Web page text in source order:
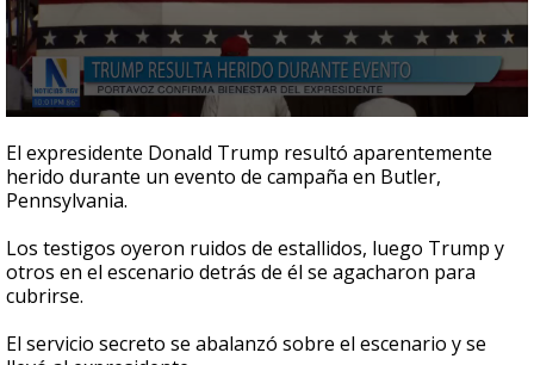
seconds
of
1
minute,
seconds
El expresidente Donald Trump resultó aparentemente
herido durante un evento de campaña en Butler,
Pennsylvania.
Los testigos oyeron ruidos de estallidos, luego Trump y
otros en el escenario detrás de él se agacharon para
cubrirse.
El servicio secreto se abalanzó sobre el escenario y se